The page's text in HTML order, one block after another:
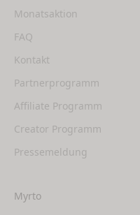
Monatsaktion
FAQ
Kontakt
Partnerprogramm
Affiliate Programm
Creator Programm
Pressemeldung
Myrto